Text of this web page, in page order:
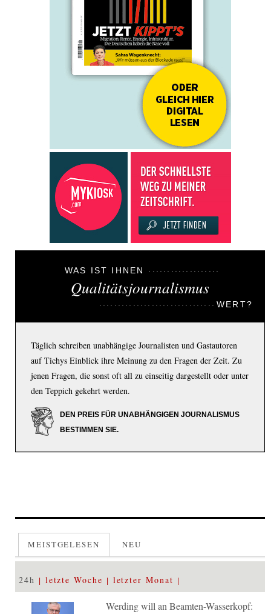
WAS IST IHNEN
Qualitätsjournalismus
WERT?
Täglich schreiben unabhängige Journalisten und Gastautoren
auf Tichys Einblick ihre Meinung zu den Fragen der Zeit. Zu
jenen Fragen, die sonst oft all zu einseitig dargestellt oder unter
den Teppich gekehrt werden.
DEN PREIS FÜR UNABHÄNGIGEN JOURNALISMUS
BESTIMMEN SIE.
MEISTGELESEN NEU
24h letzte Woche letzter Monat
Werding will an Beamten-Wasserkopf: